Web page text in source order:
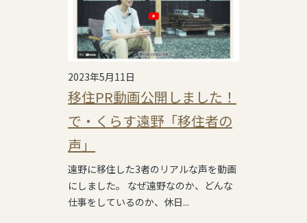
2023年5月11日
移住PR動画公開しました！
で・くらす遠野「移住者の
声」
遠野に移住した3者のリアルな声を動画
にしました。 なぜ遠野なのか、どんな
仕事をしているのか、休日...